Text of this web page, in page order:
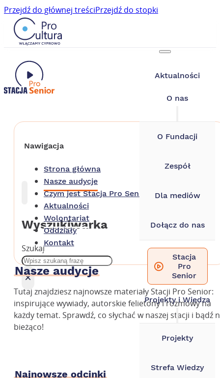
Przejdź do głównej treściPrzejdź do stopki
Aktualności
O nas
O Fundacji
Zespół
Dla mediów
Dołącz do nas
Stacja
Pro
Senior
Projekty i Wiedza
Projekty
Strefa Wiedzy
Wyszukiwarka
Szukaj
×
Nawigacja
Strona główna
Nasze audycje
Czym jest Stacja Pro Senior?
Aktualności
Wolontariat
Oddziały
Kontakt
Nasze audycje
Tutaj znajdziesz najnowsze materiały Stacji Pro Senior:
inspirujące wywiady, autorskie felietony i rozmowy na
każdy temat. Sprawdź, co słychać w naszej stacji i bądź
bieżąco!
Najnowsze odcinki